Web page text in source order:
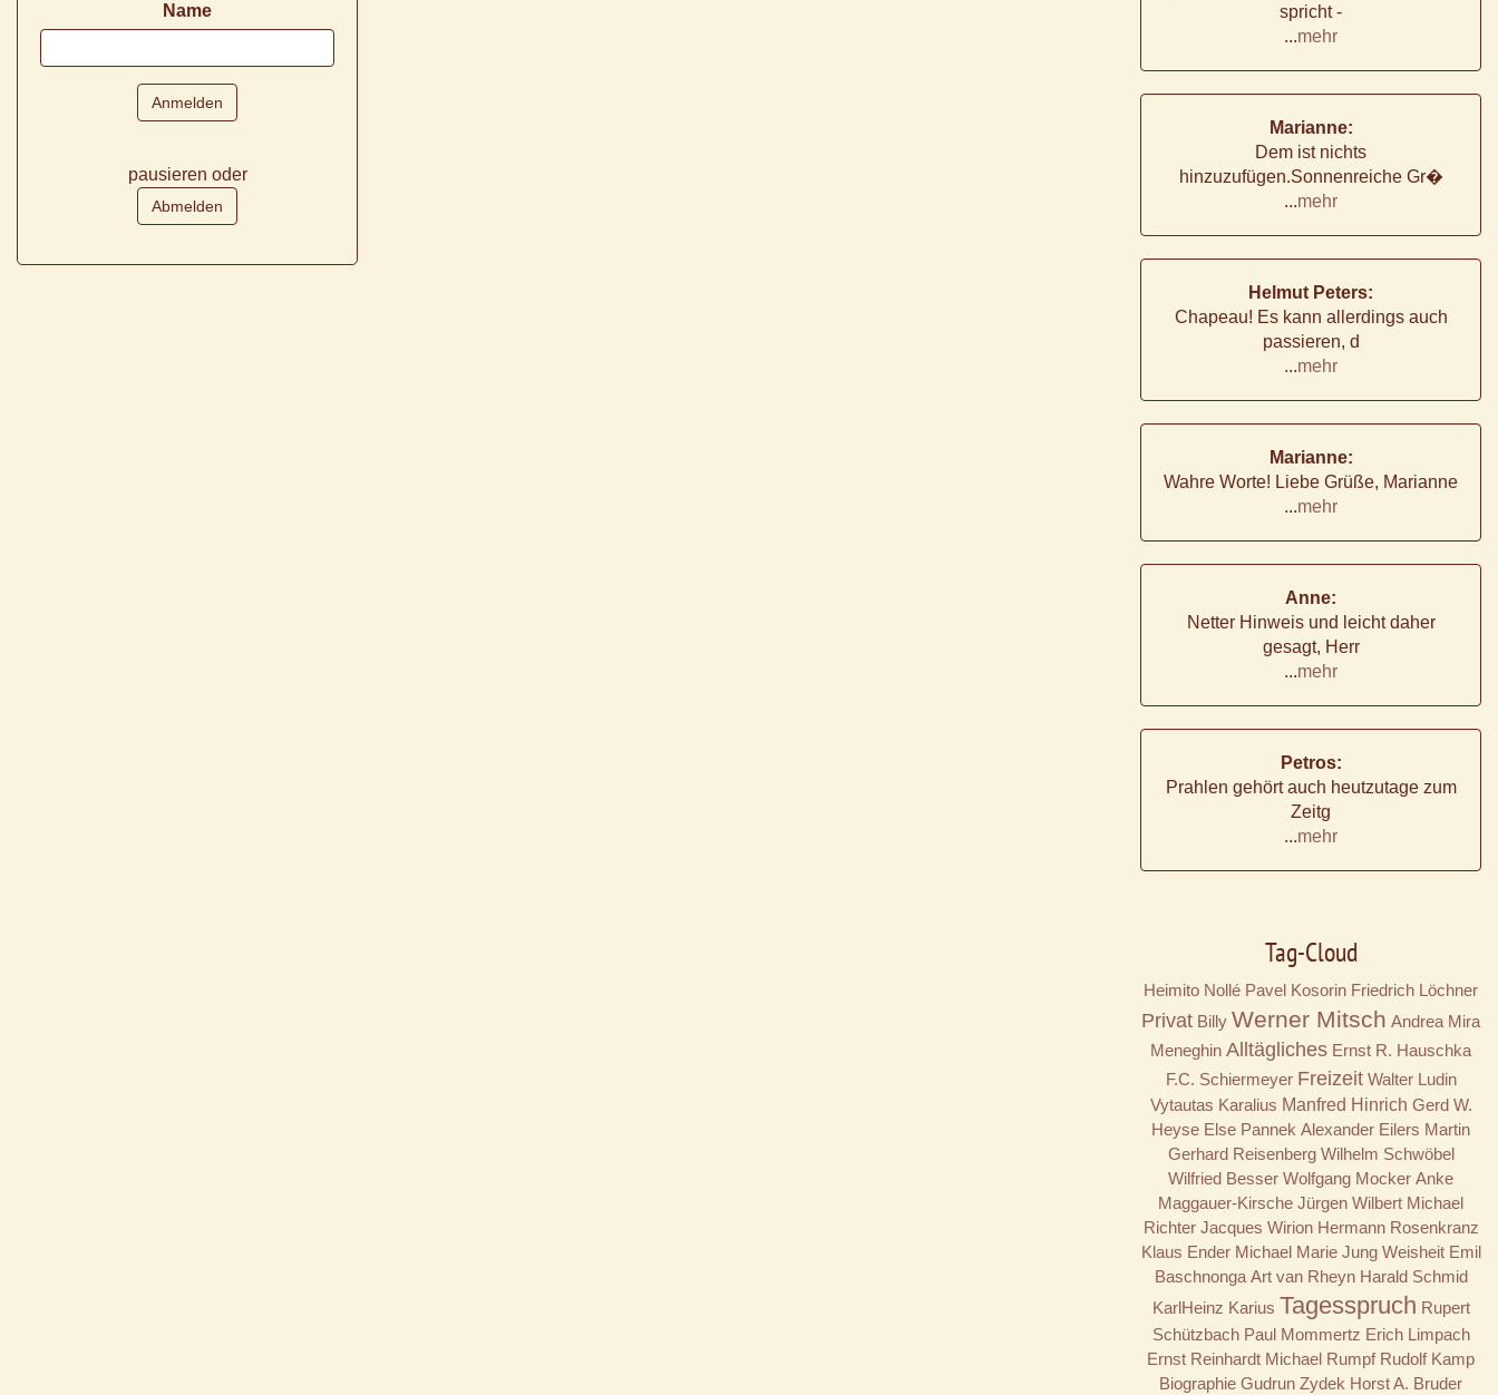
Name
pausieren oder
spricht -
...mehr
Marianne:
Dem ist nichts
hinzuzufügen.Sonnenreiche Gr�
...mehr
Helmut Peters:
Chapeau! Es kann allerdings auch
passieren, d
...mehr
Marianne:
Wahre Worte! Liebe Grüße, Marianne
...mehr
Anne:
Netter Hinweis und leicht daher
gesagt, Herr
...mehr
Petros:
Prahlen gehört auch heutzutage zum
Zeitg
...mehr
Tag-Cloud
Heimito Nollé Pavel Kosorin Friedrich Löchner
Privat Billy Werner Mitsch Andrea Mira
Meneghin Alltägliches Ernst R. Hauschka
F.C. Schiermeyer Freizeit Walter Ludin
Vytautas Karalius Manfred Hinrich Gerd W.
Heyse Else Pannek Alexander Eilers Martin
Gerhard Reisenberg Wilhelm Schwöbel
Wilfried Besser Wolfgang Mocker Anke
Maggauer-Kirsche Jürgen Wilbert Michael
Richter Jacques Wirion Hermann Rosenkranz
Klaus Ender Michael Marie Jung Weisheit Emil
Baschnonga Art van Rheyn Harald Schmid
KarlHeinz Karius Tagesspruch Rupert
Schützbach Paul Mommertz Erich Limpach
Ernst Reinhardt Michael Rumpf Rudolf Kamp
Biographie Gudrun Zydek Horst A. Bruder